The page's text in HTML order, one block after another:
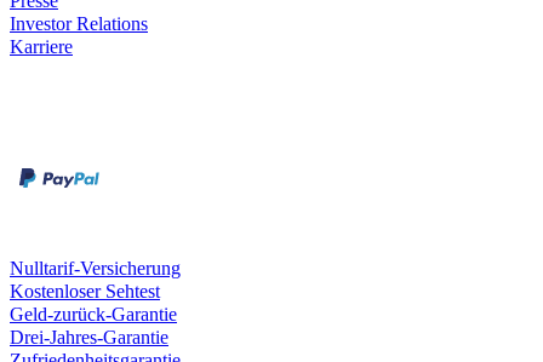
Investor Relations
Karriere
Nulltarif-Versicherung
Kostenloser Sehtest
Geld-zurück-Garantie
Drei-Jahres-Garantie